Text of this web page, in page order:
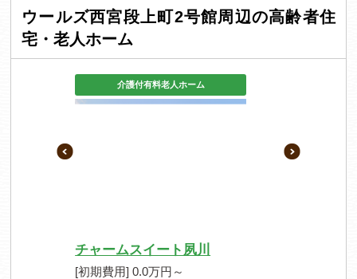
ウールズ西宮段上町2号館周辺の高齢者住
宅・老人ホーム
介護付有料老人ホーム
チャームスイート夙川
[初期費用] 0.0万円～